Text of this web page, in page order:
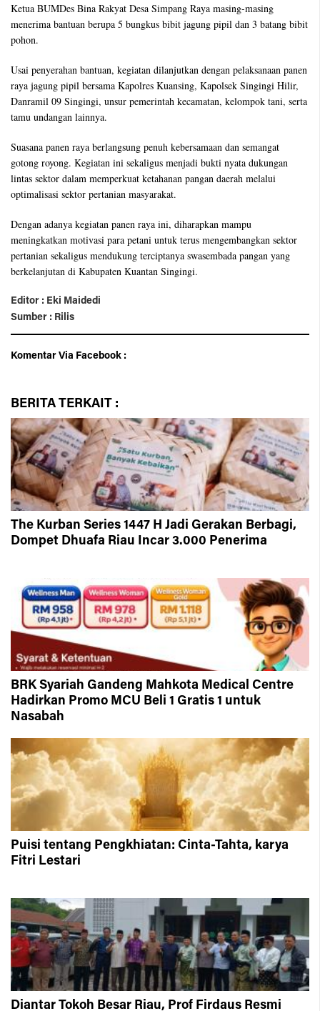
Ketua BUMDes Bina Rakyat Desa Simpang Raya masing-masing
menerima bantuan berupa 5 bungkus bibit jagung pipil dan 3 batang bibit
pohon.
Usai penyerahan bantuan, kegiatan dilanjutkan dengan pelaksanaan panen
raya jagung pipil bersama Kapolres Kuansing, Kapolsek Singingi Hilir,
Danramil 09 Singingi, unsur pemerintah kecamatan, kelompok tani, serta
tamu undangan lainnya.
Suasana panen raya berlangsung penuh kebersamaan dan semangat
gotong royong. Kegiatan ini sekaligus menjadi bukti nyata dukungan
lintas sektor dalam memperkuat ketahanan pangan daerah melalui
optimalisasi sektor pertanian masyarakat.
Dengan adanya kegiatan panen raya ini, diharapkan mampu
meningkatkan motivasi para petani untuk terus mengembangkan sektor
pertanian sekaligus mendukung terciptanya swasembada pangan yang
berkelanjutan di Kabupaten Kuantan Singingi.
Editor : Eki Maidedi
Sumber : Rilis
Komentar Via Facebook :
BERITA TERKAIT :
The Kurban Series 1447 H Jadi Gerakan Berbagi,
Dompet Dhuafa Riau Incar 3.000 Penerima
BRK Syariah Gandeng Mahkota Medical Centre
Hadirkan Promo MCU Beli 1 Gratis 1 untuk
Nasabah
Puisi tentang Pengkhiatan: Cinta-Tahta, karya
Fitri Lestari
Diantar Tokoh Besar Riau, Prof Firdaus Resmi